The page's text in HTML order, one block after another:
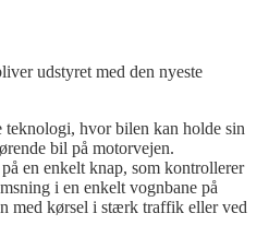
udstyret med den nyeste
teknologi, hvor bilen kan holde sin
bil på motorvejen.
en enkelt knap, som kontrollerer
i en enkelt vognbane på
med kørsel i stærk traffik eller ved